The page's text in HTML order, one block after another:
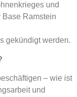
und
Ramstein
gekündigt werden.
– wie ist
und